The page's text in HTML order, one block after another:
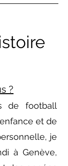
?
de football
et de
je
à Genève,